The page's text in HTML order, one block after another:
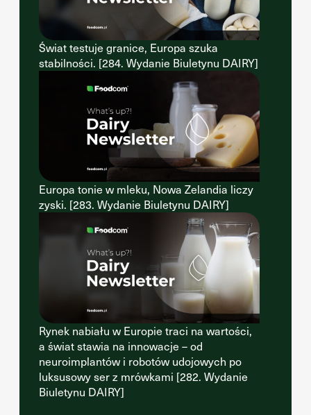
Świat testuje granice, Europa szuka
stabilności. [284. Wydanie Biuletynu DAIRY]
Europa tonie w mleku, Nowa Zelandia liczy
zyski. [283. Wydanie Biuletynu DAIRY]
Rynek nabiału w Europie traci na wartości,
a świat stawia na innowacje – od
neuroimplantów i robotów udojowych po
luksusowy ser z mrówkami [282. Wydanie
Biuletynu DAIRY]